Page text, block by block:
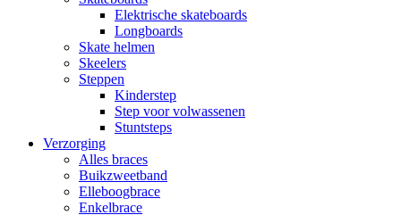
Elektrische skateboards
Longboards
Skate helmen
Skeelers
Steppen
Kinderstep
Step voor volwassenen
Stuntsteps
Verzorging
Alles braces
Buikzweetband
Elleboogbrace
Enkelbrace